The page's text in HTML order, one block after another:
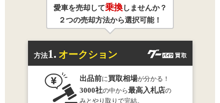
愛車を売却して乗換しませんか？
２つの売却方法から選択可能！
方法1. オークション
出品前に買取相場が分かる！
3000社の中から最高入札店の
みとやり取りで完結。